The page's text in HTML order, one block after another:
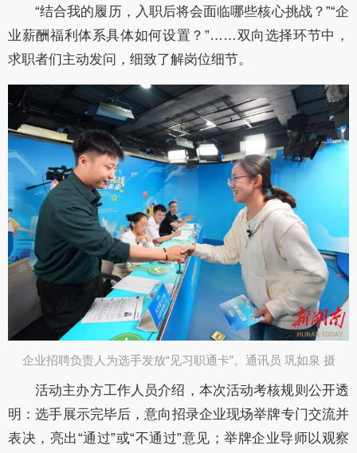
“结合我的履历，入职后将会面临哪些核心挑战？”“企
业薪酬福利体系具体如何设置？”……双向选择环节中，
求职者们主动发问，细致了解岗位细节。
企业招聘负责人为选手发放“见习职通卡”。通讯员 巩如泉 摄​
活动主办方工作人员介绍，本次活动考核规则公开透
明：选手展示完毕后，意向招录企业现场举牌专门交流并
表决，亮出“通过”或“不通过”意见；举牌企业导师以观察